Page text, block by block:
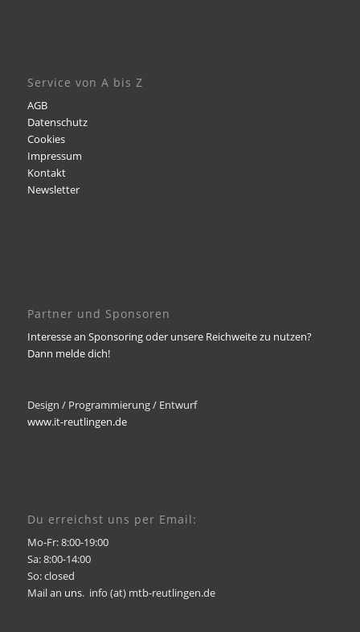
Service von A bis Z
AGB
Datenschutz
Cookies
Impressum
Kontakt
Newsletter
Partner und Sponsoren
Interesse an Sponsoring oder unsere Reichweite zu nutzen?
Dann melde dich!
Design / Programmierung / Entwurf
www.it-reutlingen.de
Du erreichst uns per Email:
Mo-Fr: 8:00-19:00
Sa: 8:00-14:00
So: closed
Mail an uns. info (at) mtb-reutlingen.de